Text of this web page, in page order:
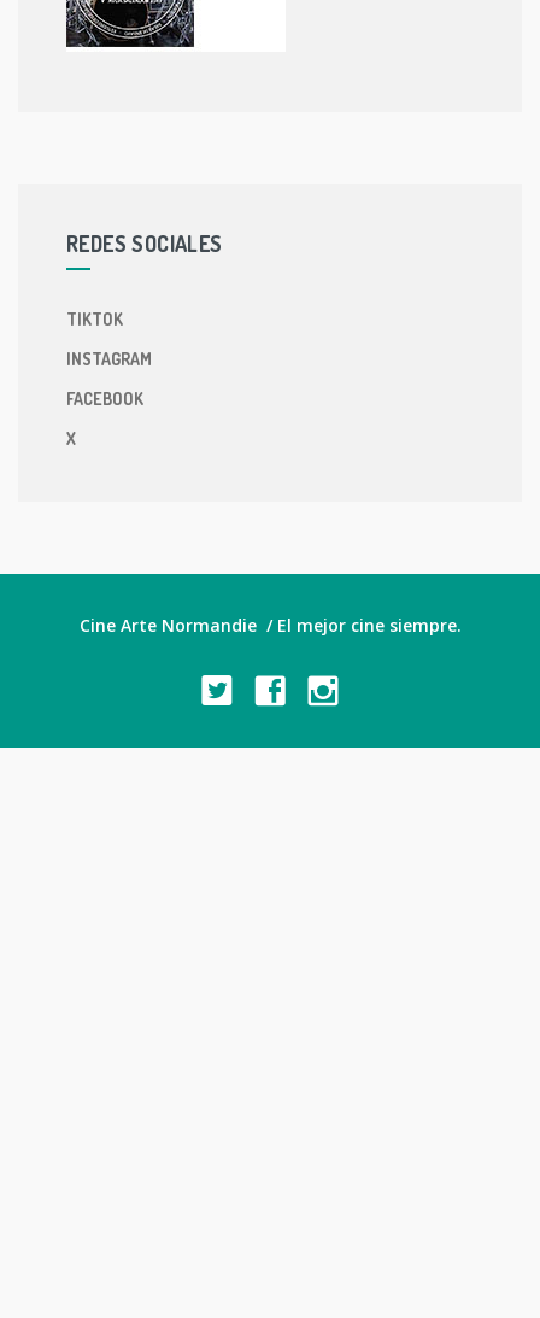
REDES SOCIALES
TIKTOK
INSTAGRAM
FACEBOOK
X
Cine Arte Normandie / El mejor cine siempre.